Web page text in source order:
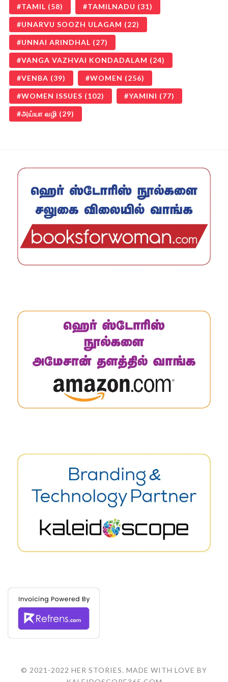
TAMIL (58) TAMILNADU (31)
UNARVU SOOZH ULAGAM (22)
UNNAI ARINDHAL (27)
VANGA VAZHVAI KONDADALAM (24)
VENBA (39) WOMEN (256)
WOMEN ISSUES (102) YAMINI (77)
அய்யா வழி (29)
© 2021-2022 HER STORIES. MADE WITH LOVE BY